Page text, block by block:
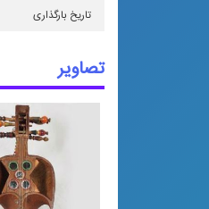
تاریخ بارگذاری
تصاویر